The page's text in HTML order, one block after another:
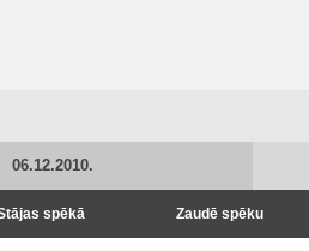
06.12.2010.
spēkā Zaudē spēku